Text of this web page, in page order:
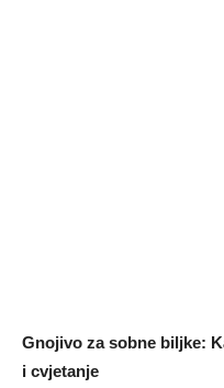
Gnojivo za sobne biljke:
i cvjetanje